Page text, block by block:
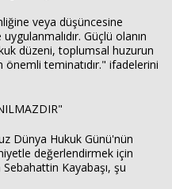
veya düşüncesine
Güçlü olanın
düzeni, toplumsal huzurun
teminatıdır." ifadelerini
Dünya Hukuk Günü'nün
değerlendirmek için
Kayabaşı, şu